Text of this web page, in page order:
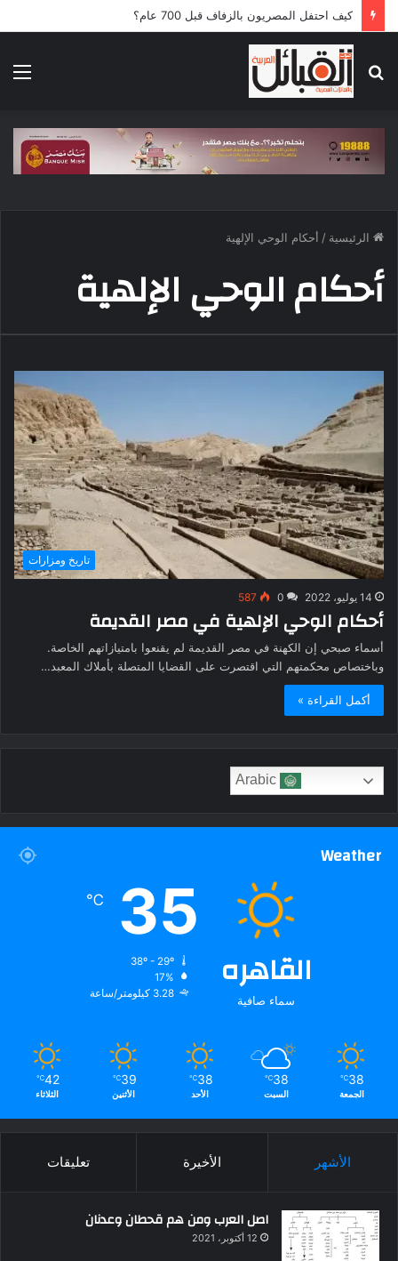
كيف احتفل المصريون بالزفاف قبل 700 عام؟
عن
الرئيسية / أحكام الوحي الإلهية
أحكام الوحي الإلهية
تاريخ ومزارات
14 يوليو، 2022 0
587
أحكام الوحي الإلهية في مصر القديمة
أسماء صبحي إن الكهنة في مصر القديمة لم يقنعوا بامتيازاتهم الخاصة.
وباختصاص محكمتهم التي اقتصرت على القضايا المتصلة بأملاك المعبد…
أكمل القراءة »
Weather
القاهره
سماء صافية
35
℃
17%
3.28 كيلومتر/ساعة
38
℃
الجمعة
38
℃
السبت
38
℃
الأحد
39
℃
الأثنين
42
℃
الثلاثاء
الأشهر الأخيرة تعليقات
اصل العرب ومن هم قحطان وعدنان
12 أكتوبر، 2021